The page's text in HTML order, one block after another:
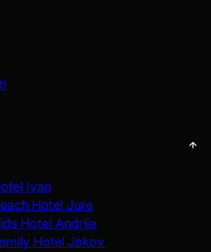
Ivan
Hotel Jure
Hotel Andrija
Hotel Jakov